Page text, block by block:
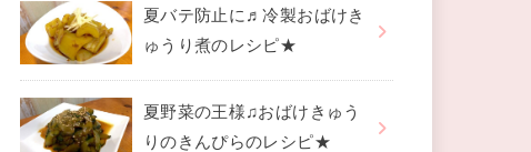
夏バテ防止に♬冷製おばけき
ゅうり煮のレシピ★
夏野菜の王様♫おばけきゅう
りのきんぴらのレシピ★